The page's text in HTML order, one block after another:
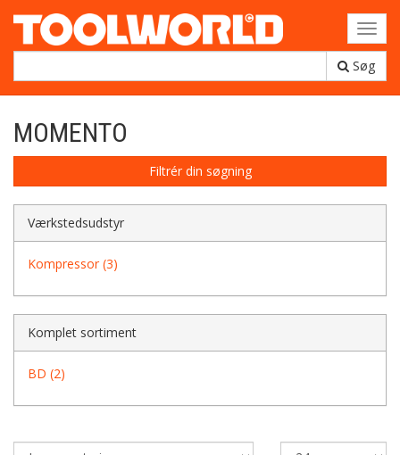
Søg
MOMENTO
Filtrér din søgning
Værkstedsudstyr
Kompressor (3)
Komplet sortiment
BD (2)